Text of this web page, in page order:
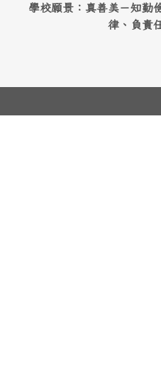
學校願景：真善美－知勤
律、負責